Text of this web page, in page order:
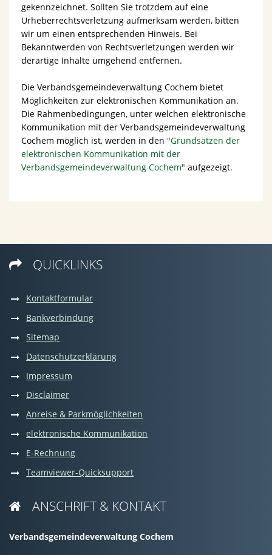
gekennzeichnet. Sollten Sie trotzdem auf eine
Urheberrechtsverletzung aufmerksam werden, bitten
wir um einen entsprechenden Hinweis. Bei
Bekanntwerden von Rechtsverletzungen werden wir
derartige Inhalte umgehend entfernen.
Die Verbandsgemeindeverwaltung Cochem bietet
Möglichkeiten zur elektronischen Kommunikation an.
Die Rahmenbedingungen, unter welchen elektronische
Kommunikation mit der Verbandsgemeindeverwaltung
Cochem möglich ist, werden in den "Grundsätzen der
elektronischen Kommunikation mit der
Verbandsgemeindeverwaltung Cochem" aufgezeigt.
 QUICKLINKS
Kontaktformular
Bankverbindung
Sitemap
Datenschutzerklärung
Impressum
Disclaimer
Anreise & Parkmöglichkeiten
elektronische Kommunikation
E-Rechnung
Teamviewer-Quicksupport
 ANSCHRIFT & KONTAKT
Verbandsgemeindeverwaltung Cochem